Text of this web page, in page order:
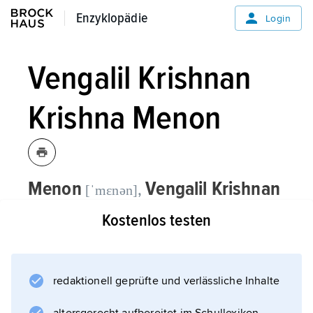
Enzyklopädie
Enzyklopädie Login
Vengalil Krishnan
Krishna Menon
Menon [ˈmεnən],Vengalil Krishnan
, indischer Politiker, * Calicut
Rechtsanwalt; 1929–47 Sekretär der »India
League« in London, 1934–47 als Mitglied der
Kostenlos testen
redaktionell geprüfte und verlässliche Inhalte